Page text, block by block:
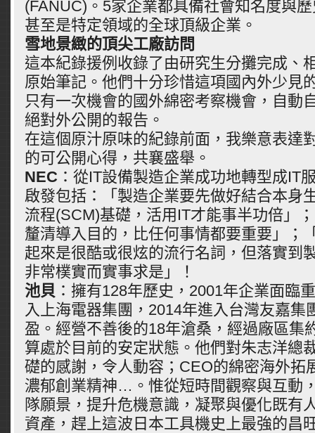
(FANUC)。5家企業都具備社會知名度與
甚至是特定領域的全球頂級企業。
雪地景緻的頂尖工廠訪問
這本紀錄援例收錄了由研究生分攤完成、
原始筆記。他們十分珍惜這項國內外少見
只有一次機會的國外綿密考察機會，自動
絕對外公開的報告。
在這個原汁原味的紀錄前面，我樂意表達
的可公開心得，共襄盛舉。
NEC ：從IT設備製造企業成功地轉型成IT
啟發包括：「製造企業要先做好結合本身
流程(SCM)基礎，活用IT才能事半功倍」
釐清導入目的，比任何事情都要重要」；
起來是很酷或很炫的流行名詞，但落實到
非常樸實而實事求是」！
池貝 ：擁有128年歷史，2001年企業面臨
入上海電器集團，2014年進入台灣友嘉集
盈。經營不善後的18年滄桑，經過廠區集
算處於目前的安定狀態。他們對朱志洋總
礎的感謝，令人動容；CEO的綿密海外拓
濃郁創業精神…。惟從短時間觀察與互動
隊願景，提升危機意識，凝聚與優化既有
資產，趕上這波日本工具機史上最強的昌